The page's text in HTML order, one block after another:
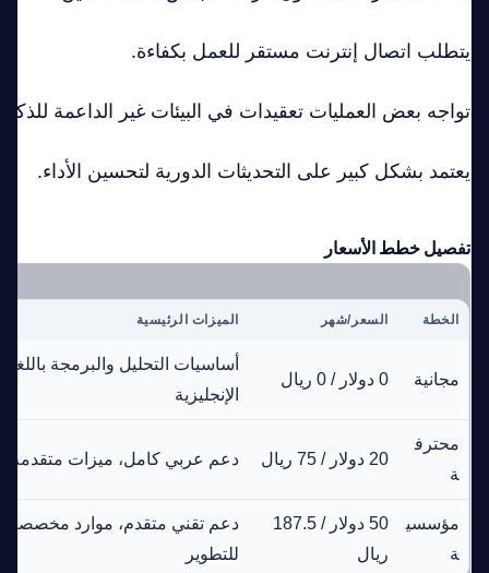
يتطلب اتصال إنترنت مستقر للعمل بكفاءة.
تواجه بعض العمليات تعقيدات في البيئات غير الداعمة
يعتمد بشكل كبير على التحديثات الدورية لتحسين الأداء.
تفصيل خطط الأسعار
الخطة السعر/شهر الميزات الرئيسية
مجانية 0 دولار / 0 ريال
أساسيات التحليل والبرمجة باللغة
الإنجليزية
محترف
ة
20 دولار / 75 ريال دعم عربي كامل، ميزات متقدمة
مؤسسي
ة
50 دولار / 187.5
ريال
دعم تقني متقدم، موارد مخصصة
للتطوير